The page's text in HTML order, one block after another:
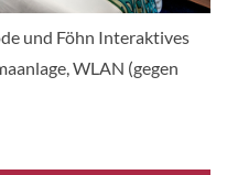
[SR1]
und Föhn Interaktives
WLAN (gegen